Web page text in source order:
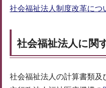
社会福祉法人制度改革につ
社会福祉法人に関
社会福祉法人の計算書類及